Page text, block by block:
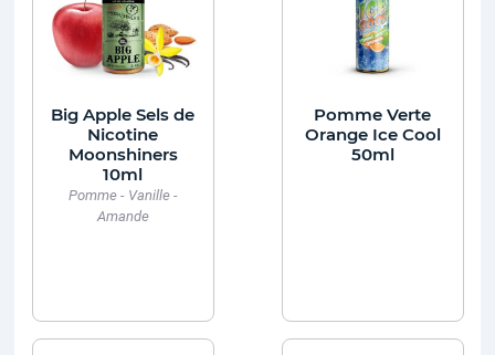
Big Apple Sels de
Nicotine
Moonshiners
10ml
Pomme - Vanille -
Amande
Pomme Verte
Orange Ice Cool
50ml